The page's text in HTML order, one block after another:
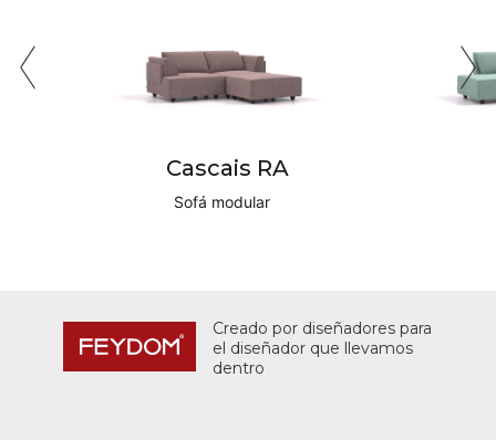
Cascais RA
Sofá modular
Creado por diseñadores para
el diseñador que llevamos
dentro